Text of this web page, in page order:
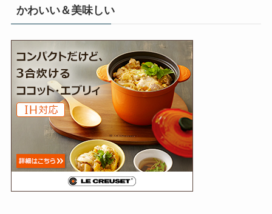
かわいい＆美味しい